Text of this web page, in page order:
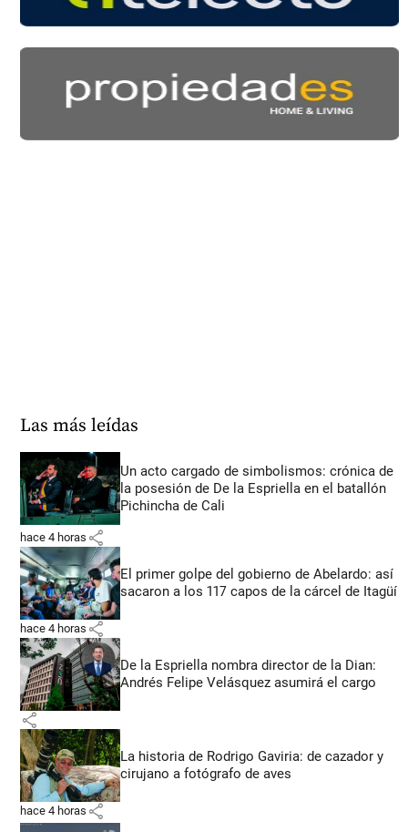
Las más leídas
Un acto cargado de simbolismos: crónica de
la posesión de De la Espriella en el batallón
Pichincha de Cali
hace 4 horas share
El primer golpe del gobierno de Abelardo: así
sacaron a los 117 capos de la cárcel de Itagüí
hace 4 horas share
De la Espriella nombra director de la Dian:
Andrés Felipe Velásquez asumirá el cargo
share
La historia de Rodrigo Gaviria: de cazador y
cirujano a fotógrafo de aves
hace 4 horas share